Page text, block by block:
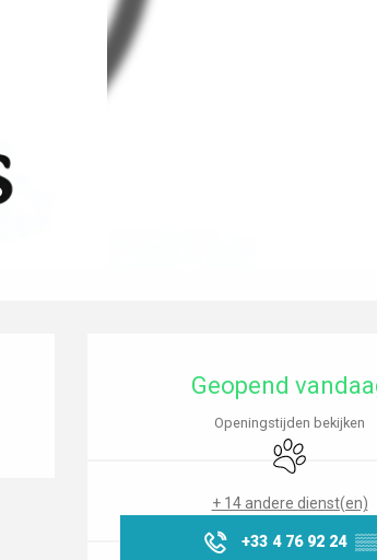
Openingstijden
Geopend
Openingstijden bekijken
Dieren
+ 14 andere dienst(en)
+33 4 76 92 24 ▒▒